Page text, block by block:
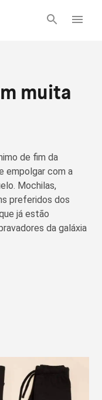
muita
de fim da
empolgar com a
Mochilas,
preferidos dos
já estão
da galáxia